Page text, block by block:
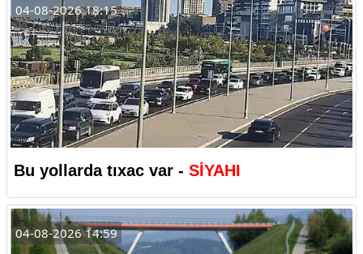
04-08-2026 18:15
Bu yollarda tıxac var - SİYAHI
04-08-2026 14:59